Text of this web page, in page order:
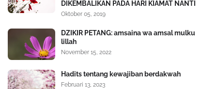
DIKEMBALIKAN PADA HARI KIAMAT NANTI
Oktober 05, 2019
DZIKIR PETANG: amsaina wa amsal mulku
lillah
November 15, 2022
Hadits tentang kewajiban berdakwah
Februari 13, 2023